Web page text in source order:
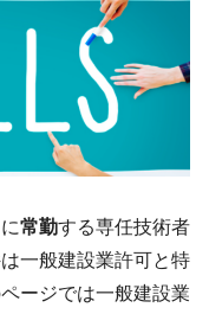
常勤する専任技術者
一般建設業許可と特
ージでは一般建設業